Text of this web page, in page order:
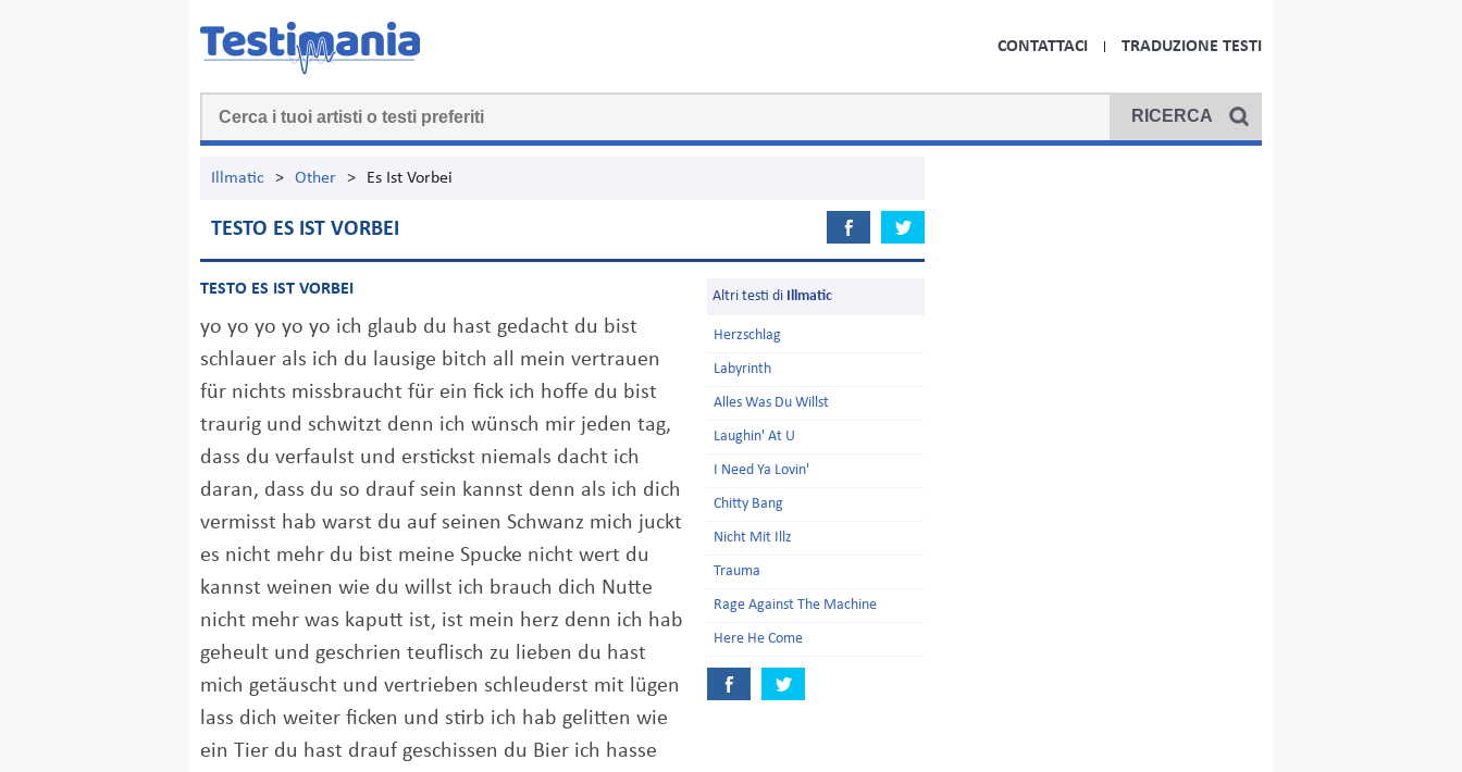
CONTATTACI TRADUZIONE TESTI
Illmatic > Other > Es Ist Vorbei
TESTO ES IST VORBEI
TESTO ES IST VORBEI
yo yo yo yo yo ich glaub du hast gedacht du bist
schlauer als ich du lausige bitch all mein vertrauen
für nichts missbraucht für ein fick ich hoffe du bist
traurig und schwitzt denn ich wünsch mir jeden tag,
dass du verfaulst und erstickst niemals dacht ich
daran, dass du so drauf sein kannst denn als ich dich
vermisst hab warst du auf seinen Schwanz mich juckt
es nicht mehr du bist meine Spucke nicht wert du
kannst weinen wie du willst ich brauch dich Nutte
nicht mehr was kaputt ist, ist mein herz denn ich hab
geheult und geschrien teuflisch zu lieben du hast
mich getäuscht und vertrieben schleuderst mit lügen
lass dich weiter ficken und stirb ich hab gelitten wie
ein Tier du hast drauf geschissen du Bier ich hasse
Altri testi di Illmatic
Herzschlag
Labyrinth
Alles Was Du Willst
Laughin' At U
I Need Ya Lovin'
Chitty Bang
Nicht Mit Illz
Trauma
Rage Against The Machine
Here He Come